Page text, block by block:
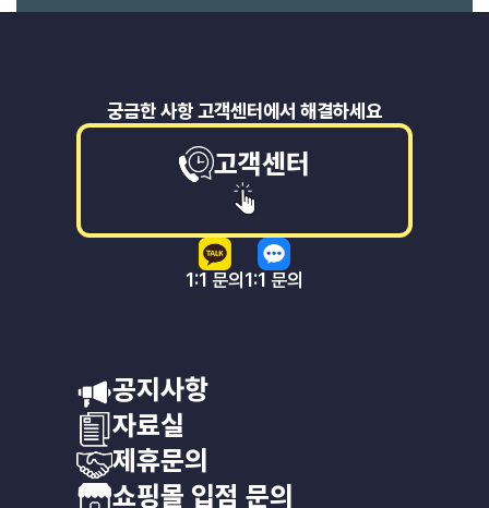
궁금한 사항 고객센터에서 해결하세요
고객센터
1:1 문의 1:1 문의
공지사항
자료실
제휴문의
쇼핑몰 입점 문의